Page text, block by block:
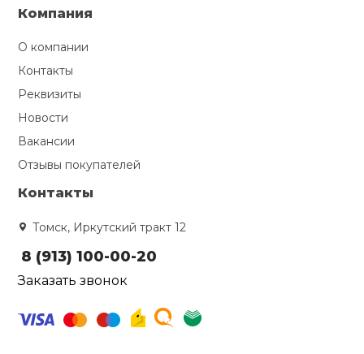
Компания
О компании
Контакты
Реквизиты
Новости
Вакансии
Отзывы покупателей
Контакты
Томск, Иркутский тракт 12
8 (913) 100-00-20
Заказать звонок